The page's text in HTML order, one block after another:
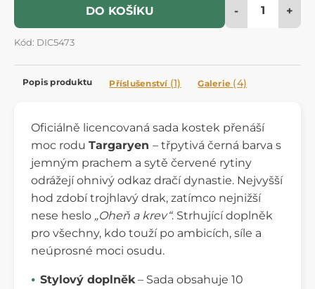
DO KOŠÍKU - +
Kód: DIC5473
Popis produktu Příslušenství (1) Galerie (4)
Oficiálně licencovaná sada kostek přenáší
moc rodu Targaryen – třpytivá černá barva s
jemným prachem a sytě červené rytiny
odrážejí ohnivý odkaz dračí dynastie. Nejvyšší
hod zdobí trojhlavý drak, zatímco nejnižší
nese heslo „Oheň a krev“. Strhující doplněk
pro všechny, kdo touží po ambicích, síle a
neúprosné moci osudu.
Stylový doplněk – Sada obsahuje 10